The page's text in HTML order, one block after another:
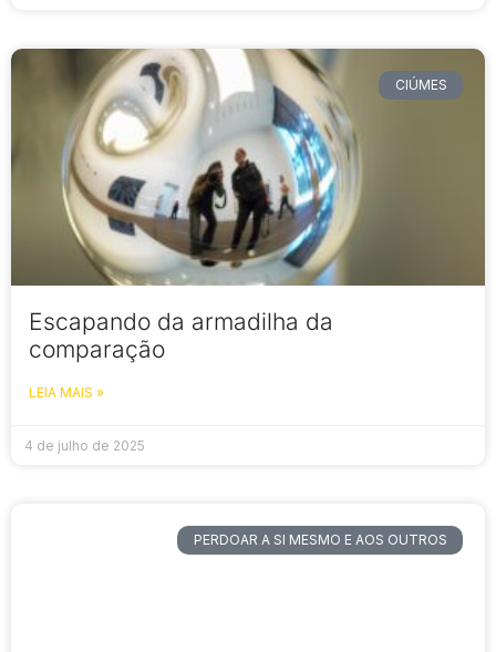
CIÚMES
Escapando da armadilha da
comparação
LEIA MAIS »
4 de julho de 2025
PERDOAR A SI MESMO E AOS OUTROS